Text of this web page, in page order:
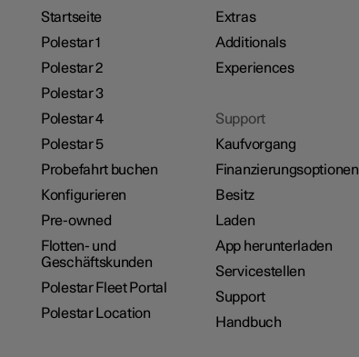
Startseite
Polestar 1
Polestar 2
Polestar 3
Polestar 4
Polestar 5
Probefahrt buchen
Konfigurieren
Pre-owned
Flotten- und
Geschäftskunden
Polestar Fleet Portal
Polestar Location
Extras
Additionals
Experiences
Support
Kaufvorgang
Finanzierungsoptionen
Besitz
Laden
App herunterladen
Servicestellen
Support
Handbuch